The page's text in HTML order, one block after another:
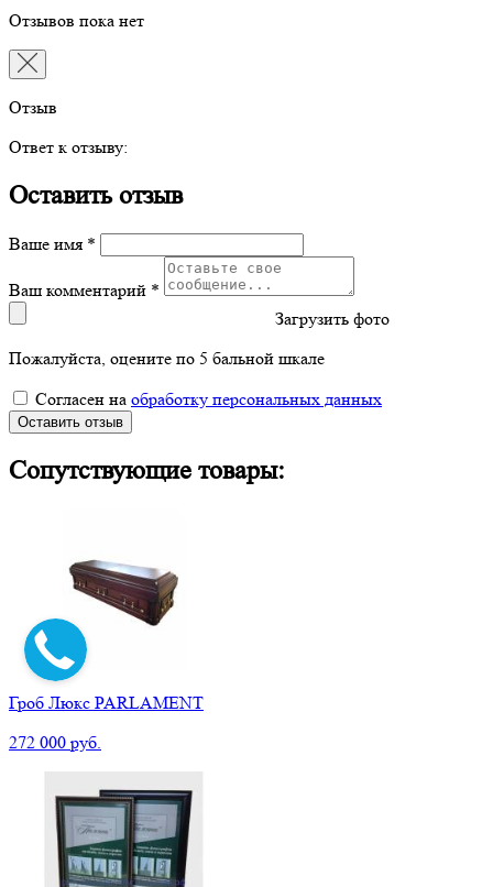
Отзывов пока нет
Отзыв
Ответ к отзыву:
Оставить отзыв
Ваше имя *
Ваш комментарий *
Загрузить фото
Пожалуйста, оцените по 5 бальной шкале
Согласен на обработку персональных данных
Оставить отзыв
Сопутствующие товары:
Гроб Люкс PARLAMENT
272 000 руб.